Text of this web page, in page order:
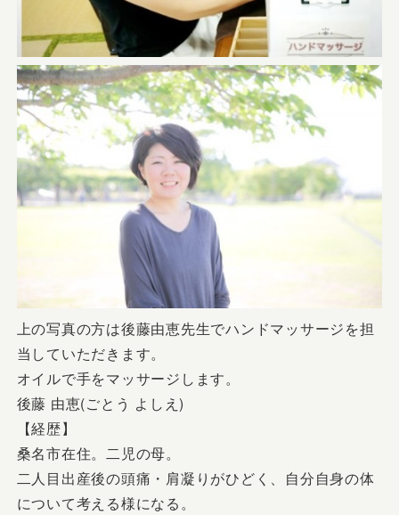
上の写真の方は後藤由恵先生でハンドマッサージを担
当していただきます。
オイルで手をマッサージします。
後藤 由恵(ごとう よしえ)
【経歴】
桑名市在住。二児の母。
二人目出産後の頭痛・肩凝りがひどく、自分自身の体
について考える様になる。